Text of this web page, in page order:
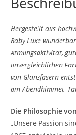
Hergestellt aus
Baby Luxe
Atmungsaktivität,
unvergleichlichen
von Glanzfasern
am Abendhimmel.
Die Philosophie von
„Unsere Passion